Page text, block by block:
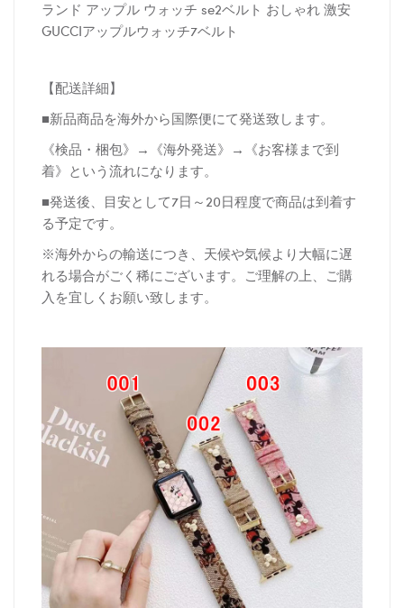
ランド アップル ウォッチ se2ベルト おしゃれ 激安
GUCCIアップルウォッチ7ベルト
【配送詳細】
■新品商品を海外から国際便にて発送致します。
《検品・梱包》→《海外発送》→《お客様まで到
着》という流れになります。
■発送後、目安として7日～20日程度で商品は到着す
る予定です。
※海外からの輸送につき、天候や気候より大幅に遅
れる場合がごく稀にございます。ご理解の上、ご購
入を宜しくお願い致します。